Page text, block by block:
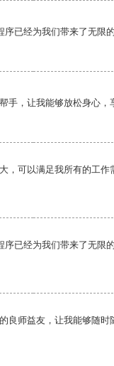
已经为我们带来了无限的
手，让我能够放松身心，
，可以满足我所有的工作
序已经为我们带来了无限
良师益友，让我能够随时